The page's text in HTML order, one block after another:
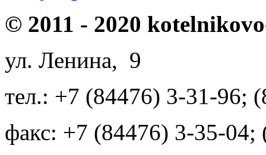
© 2011 - 2020
ул. Ленина, 9
тел.: +7 (84476) 3-31-96;
факс: +7 (84476) 3-35-04;